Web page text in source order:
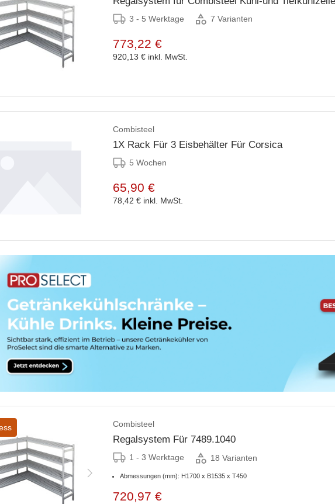
3 - 5 Werktage 7 Varianten
773,22 €
920,13 € inkl. MwSt.
Combisteel
1X Rack Für 3 Eisbehälter Für Corsica
5 Wochen
65,90 €
78,42 € inkl. MwSt.
Combisteel
Regalsystem Für 7489.1040
1 - 3 Werktage 18 Varianten
Abmessungen (mm): H1700 x B1535 x T450
720,97 €